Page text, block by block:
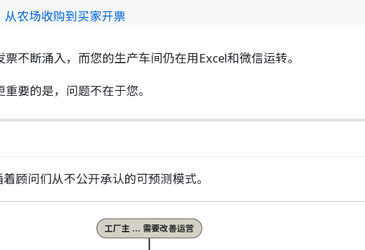
农场收购到买家开票
不断涌入，而您的生产车间仍在用Excel和微信运转。
要的是，问题不在于您。
顾问们从不公开承认的可预测模式。
工厂主 ... 需要改善运营